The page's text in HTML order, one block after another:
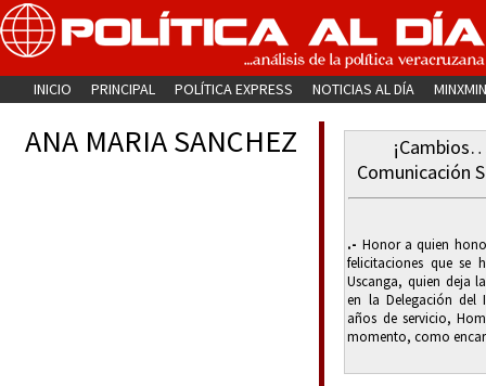
INICIO PRINCIPAL POLÍTICA EXPRESS NOTICIAS AL DÍA
ANA MARIA SANCHEZ
Comunicación
.- Honor a quien
felicitaciones que se
Uscanga, quien deja
en la Delegación del
años de servicio,
momento, como